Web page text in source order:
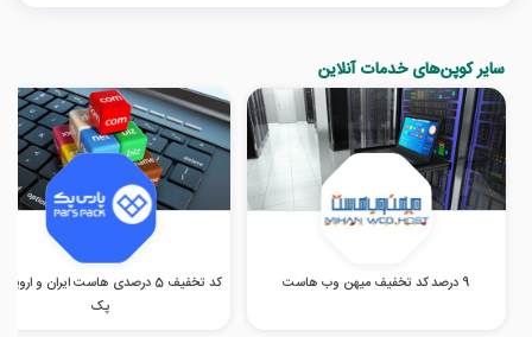
سایر کوپن‌های خدمات آنلاین
9 درصد کد تخفیف میهن وب هاست
کد تخفیف 5 درصدی هاست ایران و
پک